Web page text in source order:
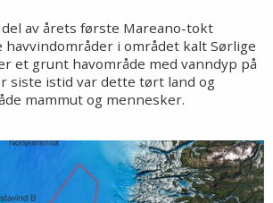
av årets første Mareano-tokt
i området kalt Sørlige
et grunt havområde med vanndyp på
siste istid var dette tørt land og
mammut og mennesker.